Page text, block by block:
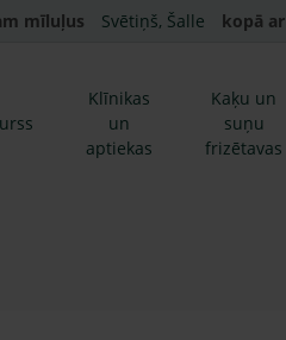
mīluļus Svētiņš, Šalle kopā ar
Klīnikas
un
aptiekas
Kaķu un
suņu
frizētavas